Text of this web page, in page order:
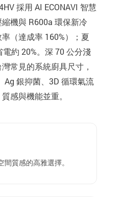
採用 AI ECONAVI 智慧
機與 R600a 環保新冷
（達成率 160%）；夏
約 20%。深 70 公分淺
常見的系統廚具尺寸，
Ag 銀抑菌、3D 循環氣流
感與機能並重。
質感的高雅選擇。